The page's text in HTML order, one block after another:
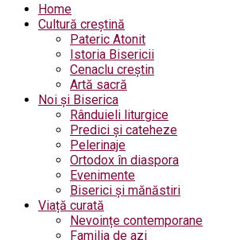
Home
Cultură creștină
Pateric Atonit
Istoria Bisericii
Cenaclu creștin
Artă sacră
Noi și Biserica
Rânduieli liturgice
Predici și cateheze
Pelerinaje
Ortodox în diaspora
Evenimente
Biserici și mănăstiri
Viață curată
Nevoințe contemporane
Familia de azi